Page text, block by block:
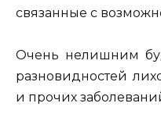
связанные с
Очень нелишним
разновидностей
и прочих